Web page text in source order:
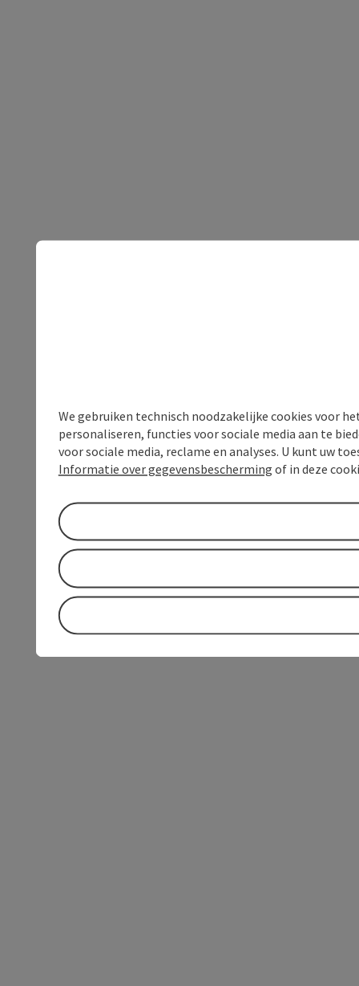
We gebruiken technisch noodzakelijke cookies voor
personaliseren, functies voor sociale media aan te
voor sociale media, reclame en analyses. U kunt uw
Informatie over gegevensbescherming of in deze